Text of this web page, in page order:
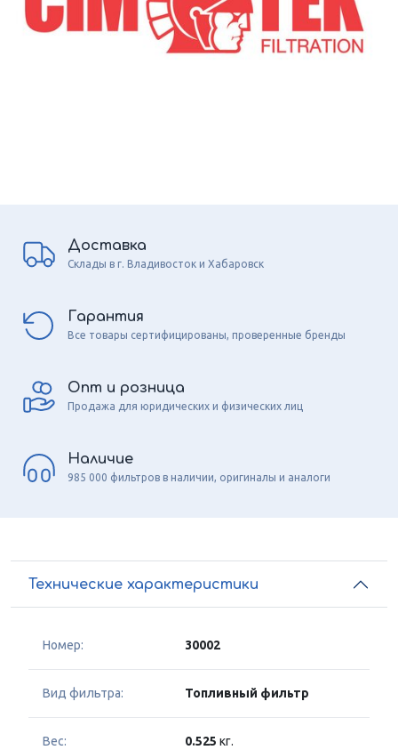
Доставка
Склады в г. Владивосток и Хабаровск
Гарантия
Все товары сертифицированы, проверенные бренды
Опт и розница
Продажа для юридических и физических лиц
Наличие
985 000 фильтров в наличии, оригиналы и аналоги
Технические характеристики
Номер: 30002
Вид фильтра: Топливный фильтр
Вес: 0.525 кг.